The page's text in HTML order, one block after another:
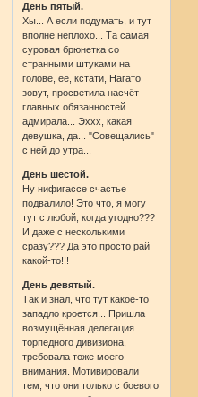
День пятый.
Хы... А если подумать, и тут
вполне неплохо... Та самая
суровая брюнетка со
странными штуками на
голове, её, кстати, Нагато
зовут, просветила насчёт
главных обязанностей
адмирала... Эххх, какая
девушка, да... "Совещались"
с ней до утра...
День шестой.
Ну нифигассе счастье
подвалило! Это что, я могу
тут с любой, когда угодно???
И даже с несколькими
сразу??? Да это просто рай
какой-то!!!
День девятый.
Так и знал, что тут какое-то
западло кроется... Пришла
возмущённая делегация
торпедного дивизиона,
требовала тоже моего
внимания. Мотивировали
тем, что они только с боевого